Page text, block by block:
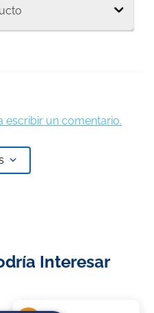
escribir un comentario.
Interesar